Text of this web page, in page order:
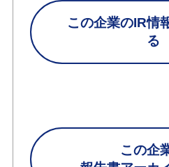
この企業のIR情
る
この企